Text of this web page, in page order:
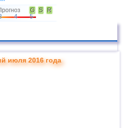
G S
R
4 5
июля 2016 года